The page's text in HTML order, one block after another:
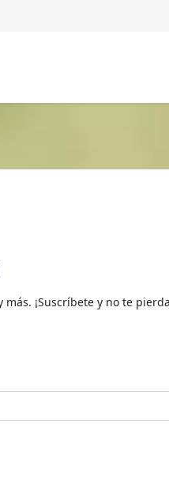
¡Suscríbete y no te